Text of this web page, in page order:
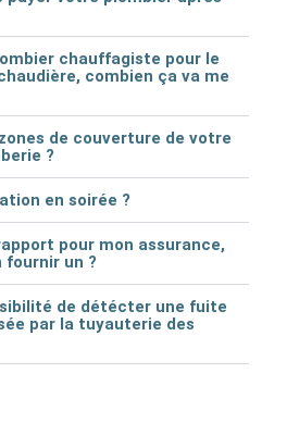
chauffagiste pour le
combien ça va me
de couverture de votre
?
en soirée ?
pour mon assurance,
fournir un ?
de détécter une fuite
par la tuyauterie des